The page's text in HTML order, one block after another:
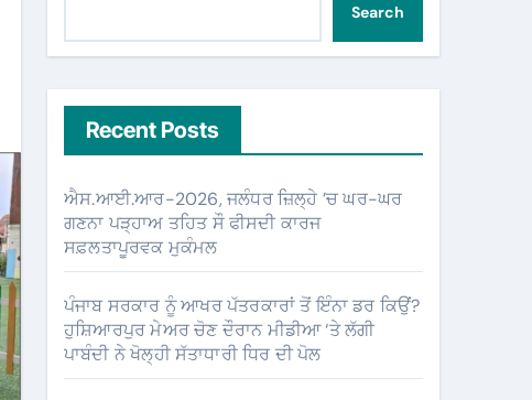
Search
Recent Posts
ਐਸ.ਆਈ.ਆਰ-2026, ਜਲੰਧਰ ਜ਼ਿਲ੍ਹੇ ’ਚ ਘਰ-ਘਰ
ਗਣਨਾ ਪੜ੍ਹਾਅ ਤਹਿਤ ਸੌ ਫੀਸਦੀ ਕਾਰਜ
ਸਫ਼ਲਤਾਪੂਰਵਕ ਮੁਕੰਮਲ
ਪੰਜਾਬ ਸਰਕਾਰ ਨੂੰ ਆਖਰ ਪੱਤਰਕਾਰਾਂ ਤੋਂ ਇੰਨਾ ਡਰ ਕਿਉਂ?
ਹੁਸ਼ਿਆਰਪੁਰ ਮੇਅਰ ਚੋਣ ਦੌਰਾਨ ਮੀਡੀਆ ‘ਤੇ ਲੱਗੀ
ਪਾਬੰਦੀ ਨੇ ਖੋਲ੍ਹੀ ਸੱਤਾਧਾਰੀ ਧਿਰ ਦੀ ਪੋਲ